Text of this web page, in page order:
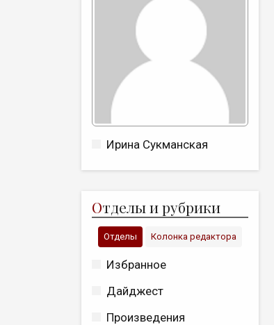
Ирина Сукманская
Отделы и рубрики
Отделы Колонка редактора
Избранное
Дайджест
Произведения